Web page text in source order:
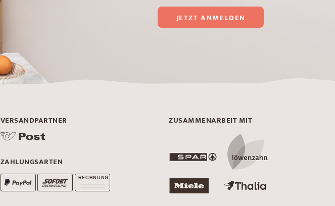
JETZT ANMELDEN
VERSANDPARTNER
ZAHLUNGSARTEN
ZUSAMMENARBEIT MIT